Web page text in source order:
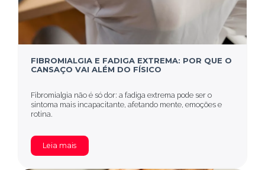
FIBROMIALGIA E FADIGA EXTREMA: POR QUE O
CANSAÇO VAI ALÉM DO FÍSICO
Fibromialgia não é só dor: a fadiga extrema pode ser o
sintoma mais incapacitante, afetando mente, emoções e
rotina.
Leia mais